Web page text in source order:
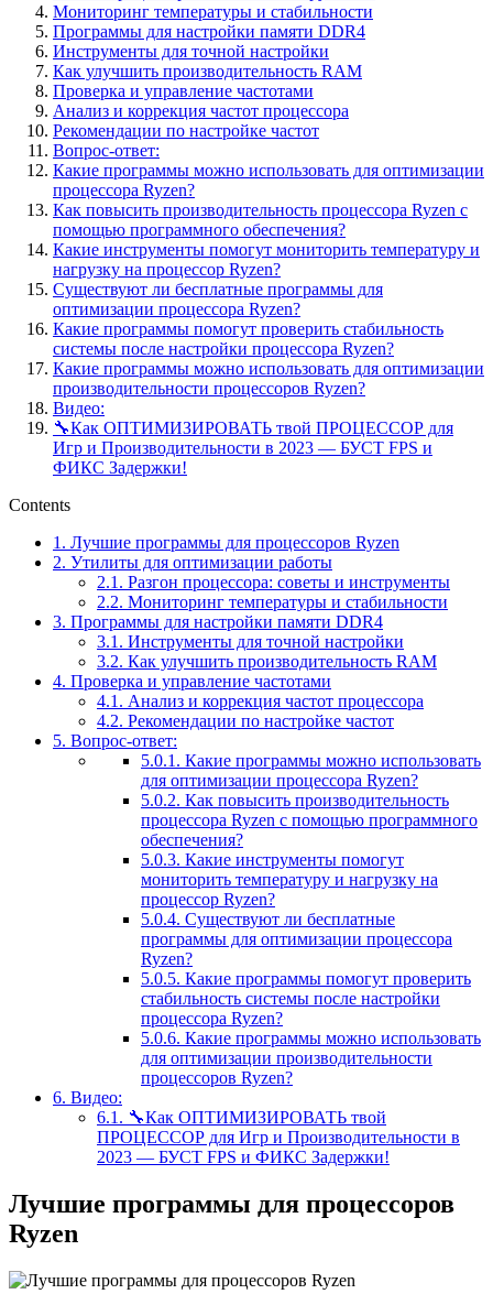
Мониторинг температуры и стабильности
Программы для настройки памяти DDR4
Инструменты для точной настройки
Как улучшить производительность RAM
Проверка и управление частотами
Анализ и коррекция частот процессора
Рекомендации по настройке частот
Вопрос-ответ:
Какие программы можно использовать для оптимизации
процессора Ryzen?
Как повысить производительность процессора Ryzen с
помощью программного обеспечения?
Какие инструменты помогут мониторить температуру и
нагрузку на процессор Ryzen?
Существуют ли бесплатные программы для
оптимизации процессора Ryzen?
Какие программы помогут проверить стабильность
системы после настройки процессора Ryzen?
Какие программы можно использовать для оптимизации
производительности процессоров Ryzen?
Видео:
🔧Как ОПТИМИЗИРОВАТЬ твой ПРОЦЕССОР для
Игр и Производительности в 2023 — БУСТ FPS и
ФИКС Задержки!
Contents
1. Лучшие программы для процессоров Ryzen
2. Утилиты для оптимизации работы
2.1. Разгон процессора: советы и инструменты
2.2. Мониторинг температуры и стабильности
3. Программы для настройки памяти DDR4
3.1. Инструменты для точной настройки
3.2. Как улучшить производительность RAM
4. Проверка и управление частотами
4.1. Анализ и коррекция частот процессора
4.2. Рекомендации по настройке частот
5. Вопрос-ответ:
5.0.1. Какие программы можно использовать
для оптимизации процессора Ryzen?
5.0.2. Как повысить производительность
процессора Ryzen с помощью программного
обеспечения?
5.0.3. Какие инструменты помогут
мониторить температуру и нагрузку на
процессор Ryzen?
5.0.4. Существуют ли бесплатные
программы для оптимизации процессора
Ryzen?
5.0.5. Какие программы помогут проверить
стабильность системы после настройки
процессора Ryzen?
5.0.6. Какие программы можно использовать
для оптимизации производительности
процессоров Ryzen?
6. Видео:
6.1. 🔧Как ОПТИМИЗИРОВАТЬ твой
ПРОЦЕССОР для Игр и Производительности в
2023 — БУСТ FPS и ФИКС Задержки!
Лучшие программы для процессоров
Ryzen